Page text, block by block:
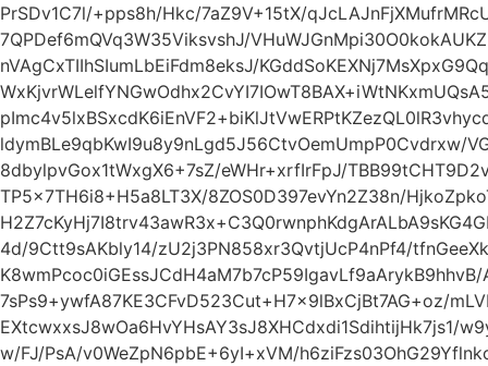
PrSDv1C7l/+pps8h/Hkc/7aZ9V+15tX/
7QPDef6mQVq3W35ViksvshJ/
nVAgCxTIIhSIumLbEiFdm8eksJ/
ldymBLe9qbKwI9u8y9nLgd5J56CtvOemUmpP0Cvdrxw/
8dbylpvGox1tWxgX6+7sZ/eWHr+xrfIrFpJ/
TP5x7TH6i8+H5a8LT3X/8ZOS0D397evYn2Z38n/
4d/9Ctt9sAKbly14/zU2j3PN858xr3QvtjUcP4nPf4/
7sPs9+ywfA87KE3CFvD523Cut+H7x9lBxCjBt7AG+oz/
EXtcwxxsJ8wOa6HvYHsAY3sJ8XHCdxdi1SdihtijHk7js1/
w/FJ/PsA/v0WeZpN6pbE+6yI+xVM/